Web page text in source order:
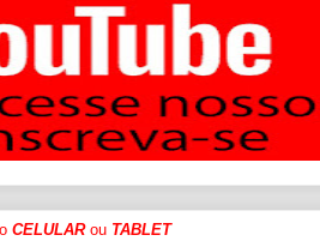
CELULARou TABLET